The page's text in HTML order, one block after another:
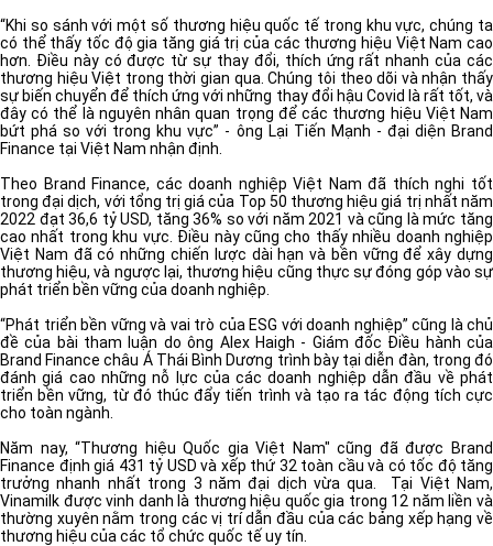
“Khi so sánh với một số thương hiệu quốc tế trong khu vực, chúng ta
có thể thấy tốc độ gia tăng giá trị của các thương hiệu Việt Nam cao
hơn. Điều này có được từ sự thay đổi, thích ứng rất nhanh của các
thương hiệu Việt trong thời gian qua. Chúng tôi theo dõi và nhận thấy
sự biến chuyển để thích ứng với những thay đổi hậu Covid là rất tốt, và
đây có thể là nguyên nhân quan trọng để các thương hiệu Việt Nam
bứt phá so với trong khu vực” - ông Lại Tiến Mạnh - đại diện Brand
Finance tại Việt Nam nhận định.
Theo Brand Finance, các doanh nghiệp Việt Nam đã thích nghi tốt
trong đại dịch, với tổng trị giá của Top 50 thương hiệu giá trị nhất năm
2022 đạt 36,6 tỷ USD, tăng 36% so với năm 2021 và cũng là mức tăng
cao nhất trong khu vực. Điều này cũng cho thấy nhiều doanh nghiệp
Việt Nam đã có những chiến lược dài hạn và bền vững để xây dựng
thương hiệu, và ngược lại, thương hiệu cũng thực sự đóng góp vào sự
phát triển bền vững của doanh nghiệp.
“Phát triển bền vững và vai trò của ESG với doanh nghiệp” cũng là chủ
đề của bài tham luận do ông Alex Haigh - Giám đốc Điều hành của
Brand Finance châu Á Thái Bình Dương trình bày tại diễn đàn, trong đó
đánh giá cao những nỗ lực của các doanh nghiệp dẫn đầu về phát
triển bền vững, từ đó thúc đẩy tiến trình và tạo ra tác động tích cực
cho toàn ngành.
Năm nay, “Thương hiệu Quốc gia Việt Nam" cũng đã được Brand
Finance định giá 431 tỷ USD và xếp thứ 32 toàn cầu và có tốc độ tăng
trưởng nhanh nhất trong 3 năm đại dịch vừa qua. Tại Việt Nam,
Vinamilk được vinh danh là thương hiệu quốc gia trong 12 năm liền và
thường xuyên nằm trong các vị trí dẫn đầu của các bảng xếp hạng về
thương hiệu của các tổ chức quốc tế uy tín.